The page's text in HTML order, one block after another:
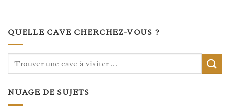
QUELLE CAVE CHERCHEZ-VOUS ?
NUAGE DE SUJETS